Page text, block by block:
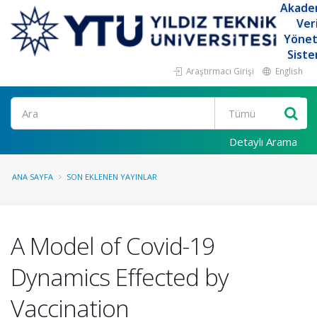
Araştırmacı Girişi English
Ara
Detaylı Arama
ANA SAYFA SON EKLENEN YAYINLAR
A Model of Covid-19
Dynamics Effected by
Vaccination